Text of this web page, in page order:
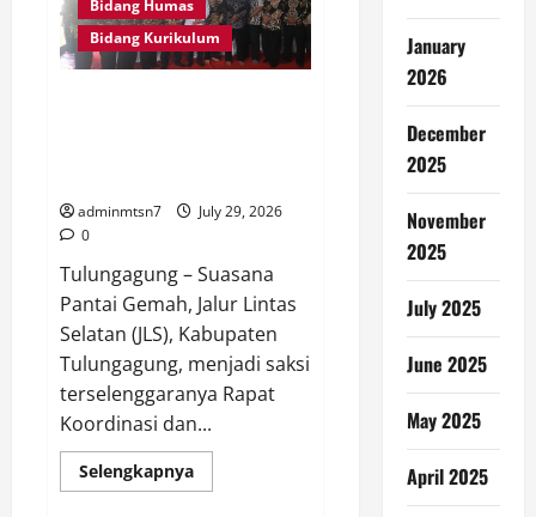
MTsN
7
Nganjuk
Ikuti
Bidang Humas
Bidang Kurikulum
adminmtsn7
July 29, 2026
0
Tulungagung – Suasana
Pantai Gemah, Jalur Lintas
Selatan (JLS), Kabupaten
Tulungagung, menjadi saksi
terselenggaranya Rapat
Koordinasi dan...
SelengkapnyaRead
more
January
2026
December
2025
November
2025
July 2025
June 2025
May 2025
April 2025